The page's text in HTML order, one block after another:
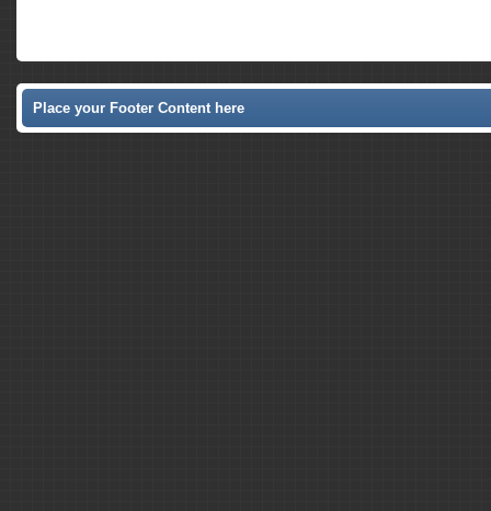
Place your Footer Content here